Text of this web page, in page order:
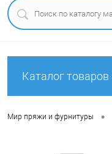
Каталог товаров
Мир пряжи и фурнитуры •